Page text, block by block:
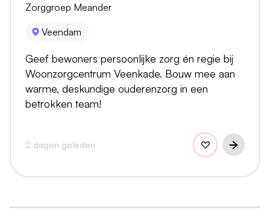
Zorggroep Meander
Veendam
Geef bewoners persoonlijke zorg én regie bij
Woonzorgcentrum Veenkade. Bouw mee aan
warme, deskundige ouderenzorg in een
betrokken team!
2 dagen geleden